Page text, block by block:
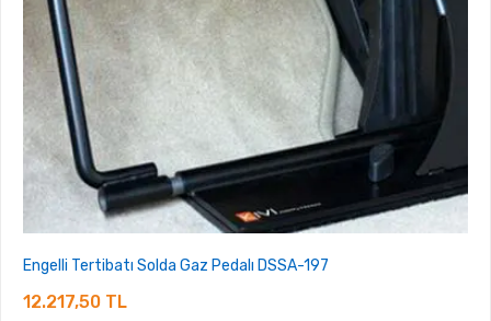
Engelli Tertibatı Solda Gaz Pedalı DSSA-197
12.217,50 TL